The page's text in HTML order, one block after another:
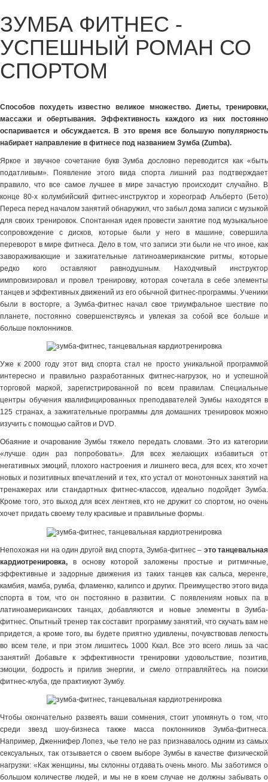
ЗУМБА ФИТНЕС -
УСПЕШНЫЙ РОМАН СО
СПОРТОМ
Способов похудеть известно великое множество. Диеты, тренировки,
массажи и обертывания. Эффективность каждого из них постоянно
оспаривается и обсуждается. В это время все большую популярность
набирает направление в фитнесе под названием Зумба (Zumba).
Яркое и звучное сочетание букв Зумба дословно переводится как «быть
податливым». Появление этого вида спорта лишний раз подтверждает
правило, что все самое лучшее в мире зачастую происходит случайно. В
конце 80-х колумбийский фитнес-инструктор и хореограф Альберто (Бето)
Переса перед началом занятий обнаружил, что забыл дома записи с музыкой
для своих тренировок. Спонтанная идея провести занятие под музыкальное
сопровождение с дисков, которые были у него в машине, совершила
переворот в мире фитнеса. Дело в том, что записи эти были не что иное, как
завораживающие и зажигательные латиноамериканские ритмы, которые
редко кого оставляют равнодушным. Находчивый инструктор
импровизировал и провел тренировку, которая сочетала в себе элементы
танцев и эффективных движений из его обычной фитнес-программы. Ученики
были в восторге, а Зумба-фитнес начал свое триумфальное шествие по
планете, постоянно совершенствуясь и увлекая за собой все больше и
больше поклонников.
Уже к 2000 году этот вид спорта стал не просто уникальной программой
интересно и правильно разработанных фитнес-нагрузок, но и успешной
торговой маркой, зарегистрированной по всем правилам. Специальные
центры обучения квалифицированных преподавателей Зумбы находятся в
125 странах, а зажигательные программы для домашних тренировок можно
изучить с помощью сайтов и DVD.
Обаяние и очарование Зумбы тяжело передать словами. Это из категории
«лучше один раз попробовать». Для всех желающих избавиться от
негативных эмоций, плохого настроения и лишнего веса, для всех, кто хочет
новых и позитивных впечатлений и тех, кто устал от монотонных занятий на
тренажерах или стандартных фитнес-классов, идеально подойдет Зумба.
Кроме того, это выход для всех лентяев, кто не дружит со спортом, но очень
хочет придать своему телу красивые и правильные формы.
Непохожая ни на один другой вид спорта, Зумба-фитнес – это танцевальная
кардиотренировка, в основу которой заложены простые и ритмичные,
эффективные и задорные движения из таких танцев как сальса, меренге,
камбия, мамба, румба, фламенко, калипсо и других. Преимущество этого вида
спорта в том, что он постоянно в развитии. С появлениям новых па в
латиноамериканских танцах, добавляются и новые элементы в Зумба-
фитнес. Опытный тренер так составит программу занятий, что скучать вам не
придется, а кроме того, вы будете приятно удивлены, почувствовав легкость
во всем теле, и при этом лишитесь 1000 Ккал. Все это всего лишь за час
занятий! Добавьте к эффективности тренировки удовольствие, позитив,
эмоции, бодрость и прилив энергии, и смело отправляйтесь на поиски
фитнес-клуба, где практикуют Зумбу.
Чтобы окончательно развеять ваши сомнения, стоит упомянуть о том, что
среди звезд шоу-бизнеса также масса поклонников Зумба-фитнеса.
Например, Дженнифер Лопез, чье тело не раз признавалось одним из самых
сексуальных, так отзывается о своем выборе Зумбы в качестве физической
нагрузки: «Как женщины, мы склонны отдавать очень много. Мы заботимся о
большом количестве людей, и мы не в коем случае не должны забывать о